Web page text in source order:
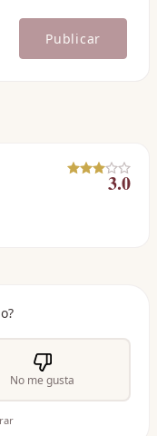
Publicar
3.0
No me gusta